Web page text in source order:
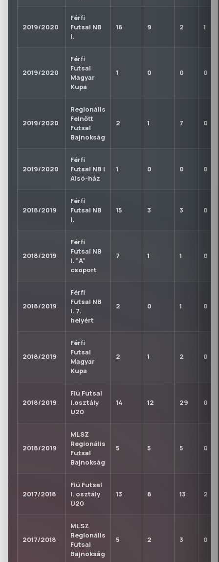
2019/2020
Férfi
Futsal NB
I.
16 9 2 1
2019/2020
Férfi
Futsal
Magyar
Kupa
1 0 0 0
2019/2020
Regionális
Felnőtt
Futsal
Bajnokság
2 1 7 0
2019/2020
Férfi
Futsal NB I
Alsó-ház
1 0 0 0
2018/2019
Férfi
Futsal NB
I.
15 3 3 0
2018/2019
Férfi
Futsal NB
I. "A"
csoport
7 1 1 0
2018/2019
Férfi
Futsal NB
I. 7.
helyért
2 0 1 0
2018/2019
Férfi
Futsal
Magyar
Kupa
2 1 2 0
2018/2019
Fiú Futsal
I.osztály
U20
14 12 29 0
2018/2019
MLSZ
Regionális
Futsal
Bajnokság
5 5 5 0
2017/2018
Fiú Futsal
I. osztály
U20
13 8 13 2
2017/2018
MLSZ
Regionális
Futsal
Bajnokság
5 2 3 0